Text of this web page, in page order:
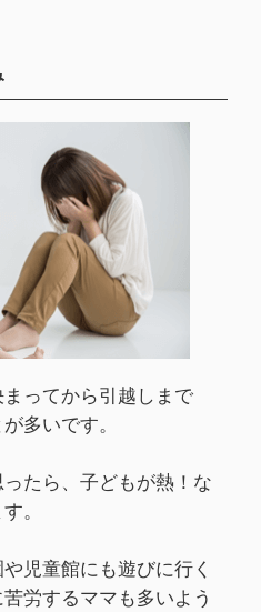
ってから引越しまで
多いです。
たら、子どもが熱！な
。
児童館にも遊びに行く
労するママも多いよう